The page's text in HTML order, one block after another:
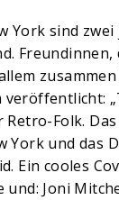
York sind
veröffentlicht:
Folk.
York und das
Ein cooles
und: Joni